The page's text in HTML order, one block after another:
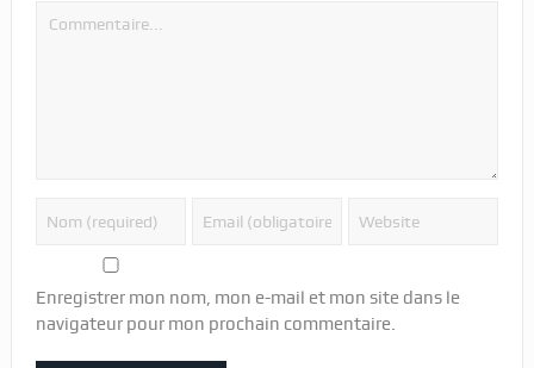
Enregistrer mon nom, mon e-mail et mon site dans le
navigateur pour mon prochain commentaire.